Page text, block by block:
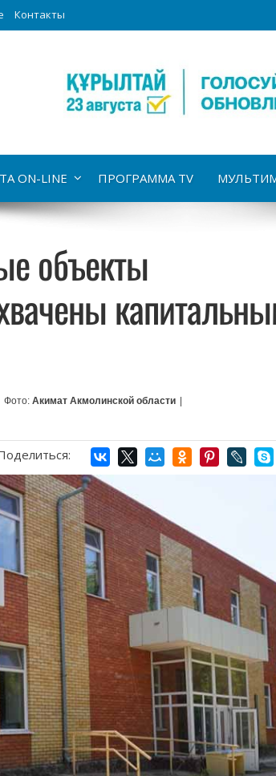
Контакты
ON-LINE ПРОГРАММА TV
объекты
Фото: Акимат Акмолинской области |